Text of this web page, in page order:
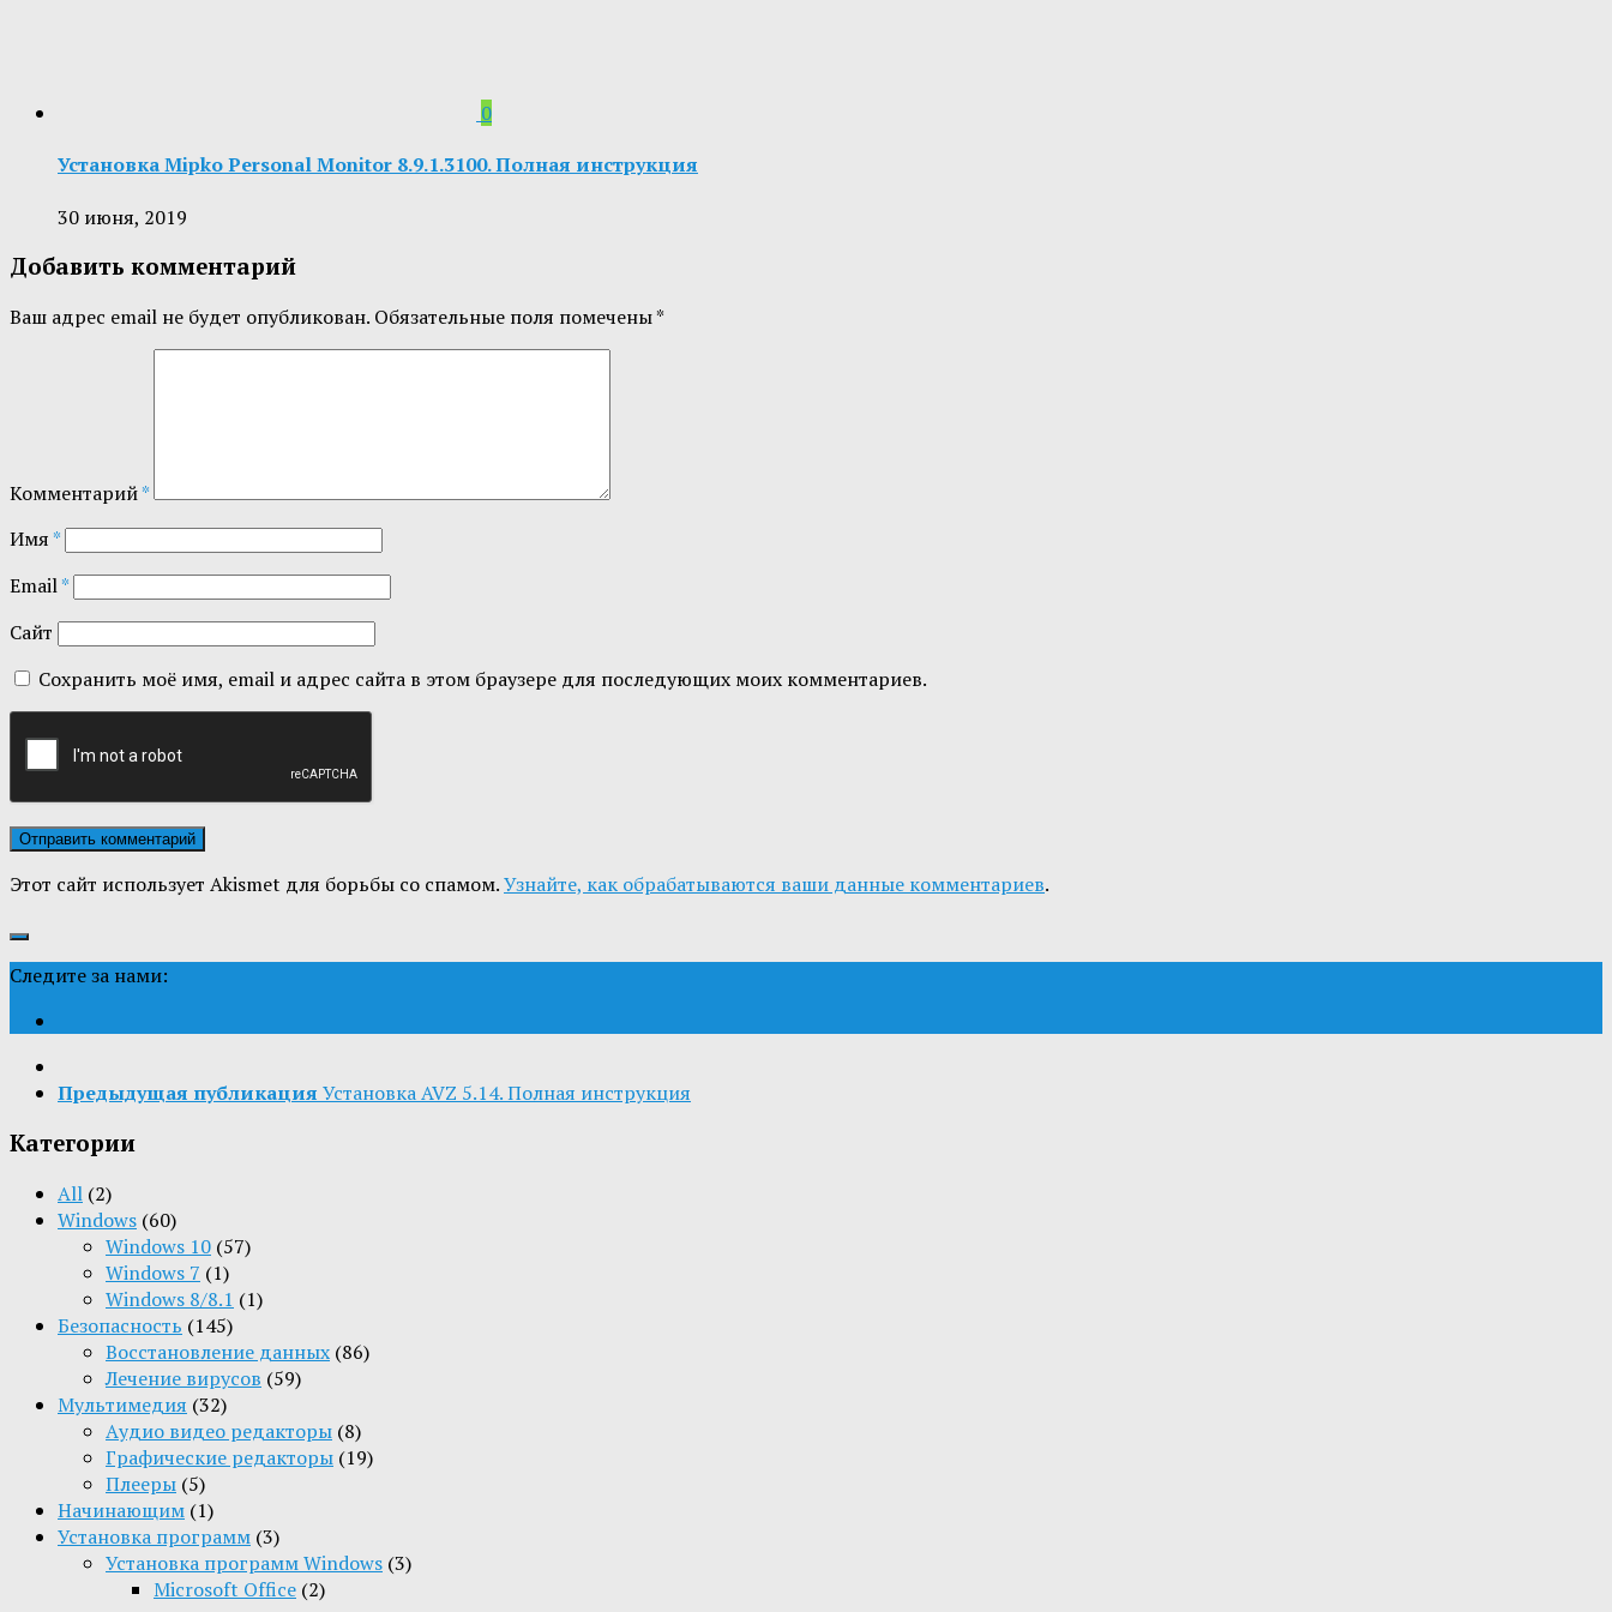
0
Установка Mipko Personal Monitor 8.9.1.3100. Полная инструкция
30 июня, 2019
Добавить комментарий
Ваш адрес email не будет опубликован. Обязательные поля помечены*
Комментарий*
Имя*
Email*
Сайт
Сохранить моё имя, email и адрес сайта в этом браузере для последующих моих комментариев.
Этот сайт использует Akismet для борьбы со спамом.Узнайте, как обрабатываются ваши данные комментариев.
Следите за нами:
Предыдущая публикация Установка AVZ 5.14. Полная инструкция
Категории
All (2)
Windows (60)
Windows 10 (57)
Windows 7 (1)
Windows 8/8.1 (1)
Безопасность (145)
Восстановление данных (86)
Лечение вирусов (59)
Мультимедия (32)
Aудио видео редакторы (8)
Графические редакторы (19)
Плееры (5)
Начинающим (1)
Установка программ (3)
Установка программ Windows (3)
Microsoft Office (2)